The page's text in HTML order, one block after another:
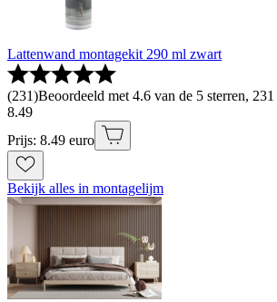
Lattenwand montagekit 290 ml zwart
(231)Beoordeeld met 4.6 van de 5 sterren,
8.49
Prijs: 8.49 euro
Bekijk alles in montagelijm